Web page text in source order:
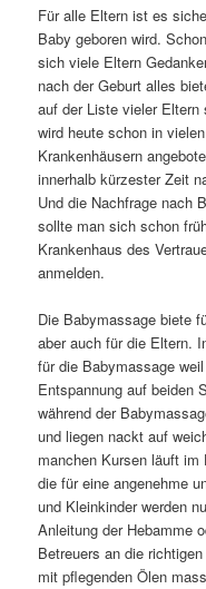
Für alle Eltern ist es
Baby geboren wird.
sich viele Eltern
nach der Geburt alles
auf der Liste vieler
wird heute schon in
Krankenhäusern
innerhalb kürzester Zeit
Und die Nachfrage nach
sollte man sich schon
Krankenhaus des
anmelden.
Die Babymassage biete
aber auch für die Eltern.
für die Babymassage
Entspannung auf beiden
während der
und liegen nackt auf
manchen Kursen läuft
die für eine angenehme
und Kleinkinder werden
Anleitung der Hebamme
Betreuers an die
mit pflegenden Ölen